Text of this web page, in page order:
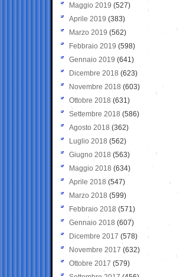
Maggio 2019 (527)
Aprile 2019 (383)
Marzo 2019 (562)
Febbraio 2019 (598)
Gennaio 2019 (641)
Dicembre 2018 (623)
Novembre 2018 (603)
Ottobre 2018 (631)
Settembre 2018 (586)
Agosto 2018 (362)
Luglio 2018 (562)
Giugno 2018 (563)
Maggio 2018 (634)
Aprile 2018 (547)
Marzo 2018 (599)
Febbraio 2018 (571)
Gennaio 2018 (607)
Dicembre 2017 (578)
Novembre 2017 (632)
Ottobre 2017 (579)